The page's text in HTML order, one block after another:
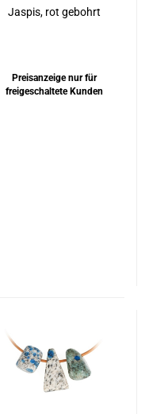
Jaspis, rot gebohrt
Preisanzeige nur für
freigeschaltete Kunden